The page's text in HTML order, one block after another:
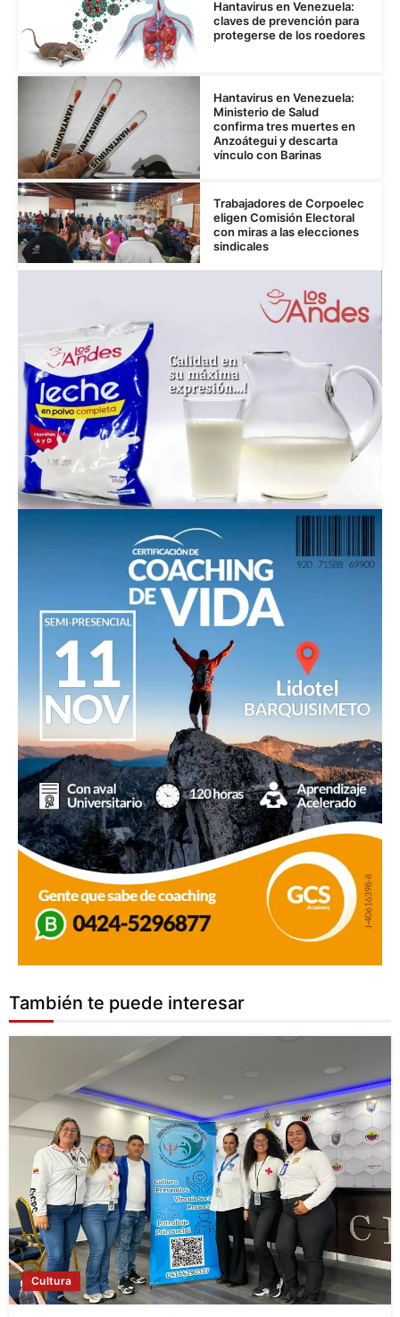
Hantavirus en Venezuela:
claves de prevención para
protegerse de los roedores
Hantavirus en Venezuela:
Ministerio de Salud
confirma tres muertes en
Anzoátegui y descarta
vínculo con Barinas
Trabajadores de Corpoelec
eligen Comisión Electoral
con miras a las elecciones
sindicales
También te puede interesar
Cultura